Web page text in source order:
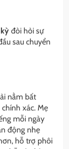
đòi hỏi sự
sau chuyển
nằm bất
xác. Mẹ
mỗi ngày
động nhẹ
hỗ trợ phôi